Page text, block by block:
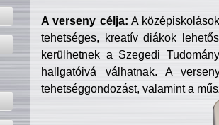
A verseny célja: A
tehetséges, kreatív diákok
kerülhetnek a Szegedi
hallgatóivá válhatnak. A
tehetséggondozást, valamint a